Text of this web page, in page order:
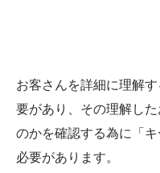
お客さんを詳細に理解
要があり、その理解し
のかを確認する為に「
必要があります。